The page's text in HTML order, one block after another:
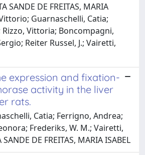
SANDE DE FREITAS, MARIA
Guarnaschelli, Catia;
Vittoria; Boncompagni,
Reiter Russel, J.; Vairetti,
expression and fixation-
activity in the liver
rats.
Catia; Ferrigno, Andrea;
Frederiks, W. M.; Vairetti,
DE FREITAS, MARIA ISABEL